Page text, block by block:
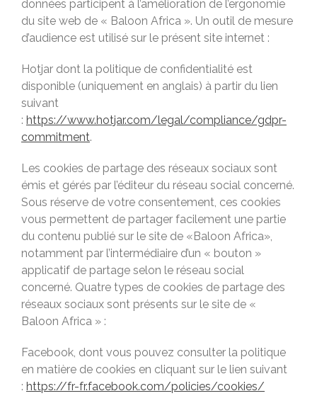
données participent à l’amélioration de l’ergonomie
du site web de « Baloon Africa ». Un outil de mesure
d’audience est utilisé sur le présent site internet :
Hotjar dont la politique de confidentialité est
disponible (uniquement en anglais) à partir du lien
suivant
: https://www.hotjar.com/legal/compliance/gdpr-
commitment.
Les cookies de partage des réseaux sociaux sont
émis et gérés par l’éditeur du réseau social concerné.
Sous réserve de votre consentement, ces cookies
vous permettent de partager facilement une partie
du contenu publié sur le site de «Baloon Africa»,
notamment par l’intermédiaire d’un « bouton »
applicatif de partage selon le réseau social
concerné. Quatre types de cookies de partage des
réseaux sociaux sont présents sur le site de «
Baloon Africa » :
Facebook, dont vous pouvez consulter la politique
en matière de cookies en cliquant sur le lien suivant
: https://fr-fr.facebook.com/policies/cookies/